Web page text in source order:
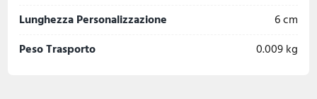
Lunghezza Personalizzazione
6 cm
Peso Trasporto
0.009 kg